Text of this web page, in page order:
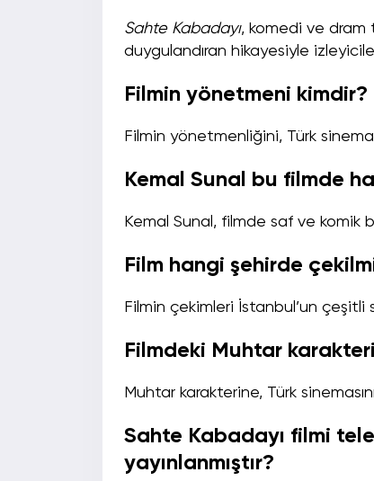
Sahte Kabadayı, komedi ve dram
duygulandıran hikayesiyle
Filmin yönetmeni kimdir?
Filmin yönetmenliğini, Türk
Kemal Sunal bu filmde
Kemal Sunal, filmde saf ve komik
Film hangi şehirde
Filmin çekimleri İstanbul’un
Filmdeki Muhtar
Muhtar karakterine, Türk
Sahte Kabadayı filmi
yayınlanmıştır?